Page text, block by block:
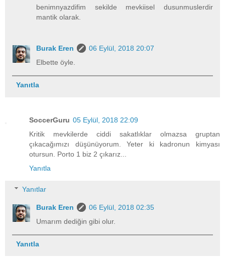
benimnyazdifim sekilde mevkiisel dusunmuslerdir
mantik olarak.
Burak Eren
06 Eylül, 2018 20:07
Elbette öyle.
Yanıtla
SoccerGuru 05 Eylül, 2018 22:09
Kritik mevkilerde ciddi sakatlıklar olmazsa gruptan
çıkacağımızı düşünüyorum. Yeter ki kadronun kimyası
otursun. Porto 1 biz 2 çıkarız...
Yanıtla
Yanıtlar
Burak Eren
06 Eylül, 2018 02:35
Umarım dediğin gibi olur.
Yanıtla